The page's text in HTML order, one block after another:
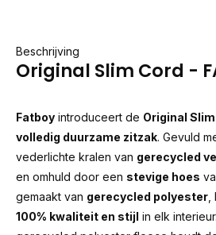
Beschrijving
Original Slim Cord -
Fatboy introduceert de Original
volledig duurzame zitzak. Gevuld
vederlichte kralen van gerecycled
en omhuld door een stevige hoes
gemaakt van gerecycled polyester
100% kwaliteit en stijl in elk